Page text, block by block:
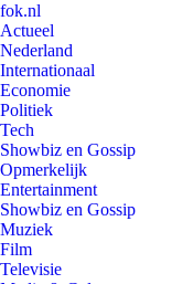
fok.nl
Actueel
Nederland
Internationaal
Economie
Politiek
Tech
Showbiz en Gossip
Opmerkelijk
Entertainment
Showbiz en Gossip
Muziek
Film
Televisie